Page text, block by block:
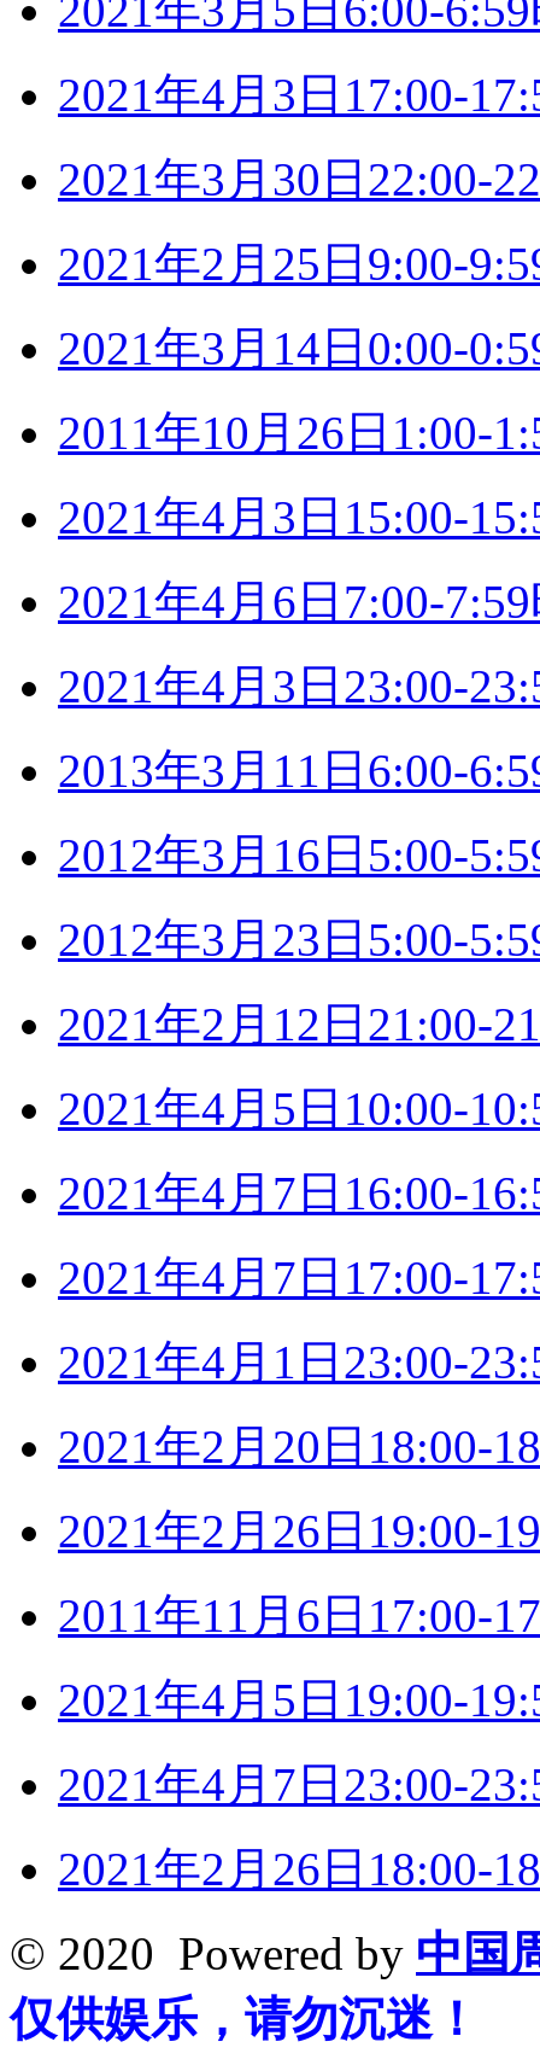
2021年3月5日6:00-
2021年4月3日17:00-
2021年3月30日22:00-
2021年2月25日9:00-
2021年3月14日0:00-
2011年10月26日1:00-
2021年4月3日15:00-
2021年4月6日7:00-
2021年4月3日23:00-
2013年3月11日6:00-
2012年3月16日5:00-
2012年3月23日5:00-
2021年2月12日21:00-
2021年4月5日10:00-
2021年4月7日16:00-
2021年4月7日17:00-
2021年4月1日23:00-
2021年2月20日18:00-
2021年2月26日19:00-
2011年11月6日17:00-
2021年4月5日19:00-
2021年4月7日23:00-
2021年2月26日18:00-
© 2020 Powered by 中国
仅供娱乐，请勿沉迷！